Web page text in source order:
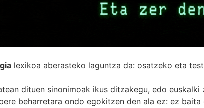
lexikoa aberasteko laguntza da: osatzeko eta
dituen sinonimoak ikus ditzakegu, edo
beharretara ondo egokitzen den ala ez: ez